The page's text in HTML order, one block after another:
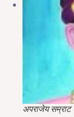
अपराजेय सम्राट